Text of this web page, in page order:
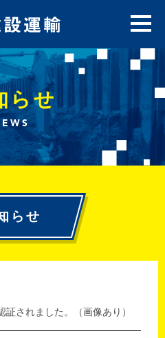
らせ
らせ
されました。（画像あり）